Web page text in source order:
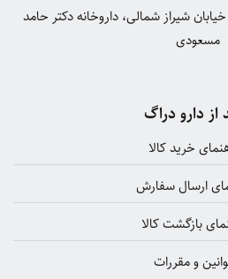
شیراز شمالی، داروخانه دکتر حامد
مسعودی
از دارو دراگ
خرید کالا
ارسال سفارش
بازگشت کالا
و مقررات